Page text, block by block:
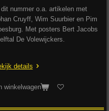
dit nummer o.a. artikelen met
Cruyff, Wim Suurbier en Pim
Met posters Bert Jacobs
De Volewijckers.
details
winkelwagen